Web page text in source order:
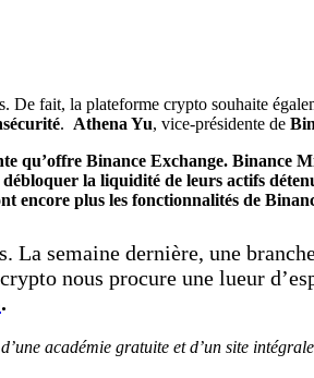
De fait, la plateforme crypto souhaite
. Athena Yu, vice-présidente de
qu’offre Binance Exchange. Binance
la liquidité de leurs actifs
encore plus les fonctionnalités de
semaine dernière, une
nous procure une lueur
.
académie gratuite et d’un site